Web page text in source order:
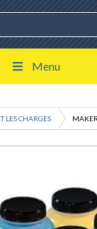
Menu
LES CHARGES